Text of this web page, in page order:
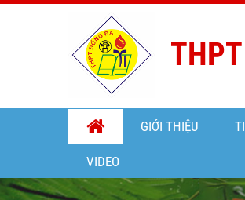
GIỚI THIỆU
VIDEO